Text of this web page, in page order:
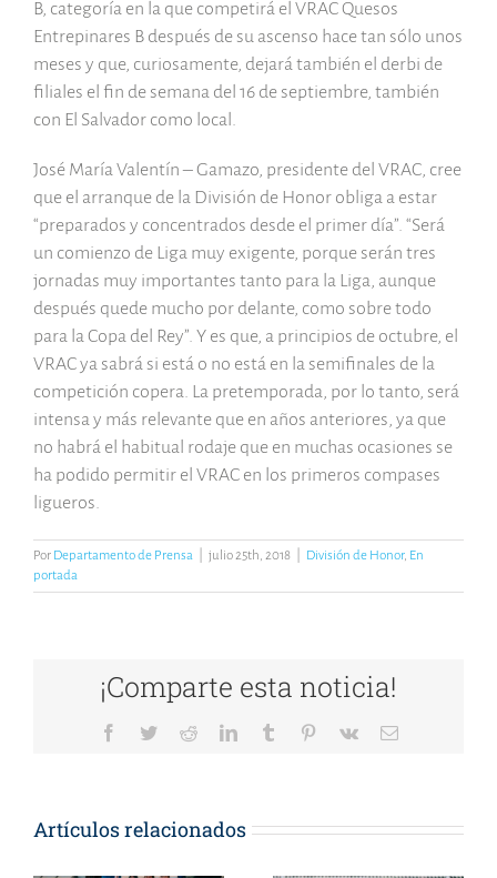
B, categoría en la que competirá el VRAC Quesos
Entrepinares B después de su ascenso hace tan sólo unos
meses y que, curiosamente, dejará también el derbi de
filiales el fin de semana del 16 de septiembre, también
con El Salvador como local.
José María Valentín – Gamazo, presidente del VRAC, cree
que el arranque de la División de Honor obliga a estar
“preparados y concentrados desde el primer día”. “Será
un comienzo de Liga muy exigente, porque serán tres
jornadas muy importantes tanto para la Liga, aunque
después quede mucho por delante, como sobre todo
para la Copa del Rey”. Y es que, a principios de octubre, el
VRAC ya sabrá si está o no está en la semifinales de la
competición copera. La pretemporada, por lo tanto, será
intensa y más relevante que en años anteriores, ya que
no habrá el habitual rodaje que en muchas ocasiones se
ha podido permitir el VRAC en los primeros compases
ligueros.
Por Departamento de Prensa julio 25th, 2018 División de Honor, En
portada
¡Comparte esta noticia!
Facebook
TwitterRedditLinkedInTumblr Pinterest
Vk
Correo
Artículos relacionados